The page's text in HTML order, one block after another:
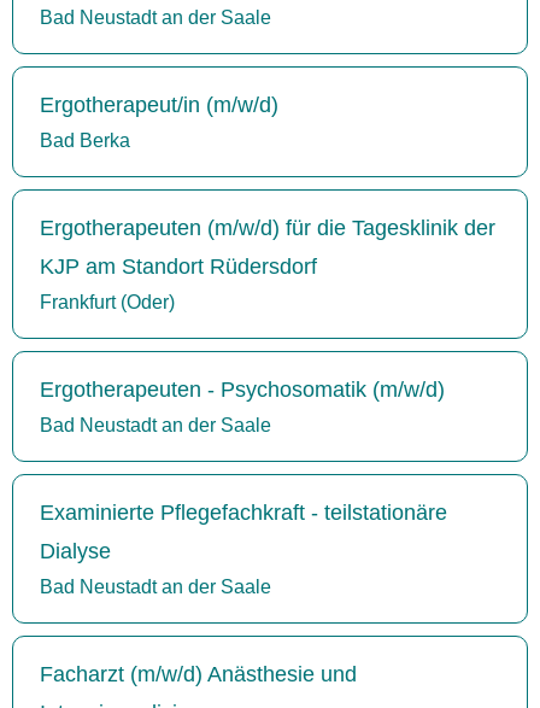
Bad Neustadt an der Saale
Ergotherapeut/in (m/w/d)
Bad Berka
Ergotherapeuten (m/w/d) für die Tagesklinik der
KJP am Standort Rüdersdorf
Frankfurt (Oder)
Ergotherapeuten - Psychosomatik (m/w/d)
Bad Neustadt an der Saale
Examinierte Pflegefachkraft - teilstationäre
Dialyse
Bad Neustadt an der Saale
Facharzt (m/w/d) Anästhesie und